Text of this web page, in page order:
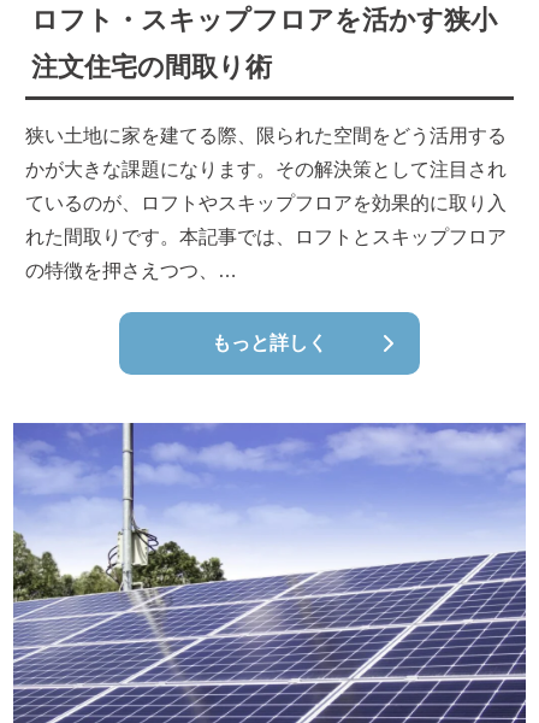
ロフト・スキップフロアを活かす狭小
注文住宅の間取り術
狭い土地に家を建てる際、限られた空間をどう活用する
かが大きな課題になります。その解決策として注目され
ているのが、ロフトやスキップフロアを効果的に取り入
れた間取りです。本記事では、ロフトとスキップフロア
の特徴を押さえつつ、…
もっと詳しく